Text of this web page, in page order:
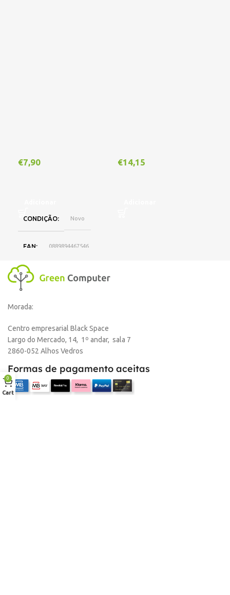
€7,90
CONDIÇÃO Novo
EAN 0889894467546
DISPONIBILIDADE
,
MARCA HP
€14,15
Morada:
Centro empresarial Black Space
Largo do Mercado, 14, 1º andar, sala 7
2860-052 Alhos Vedros
Formas de pagamento aceitas
0
Cart